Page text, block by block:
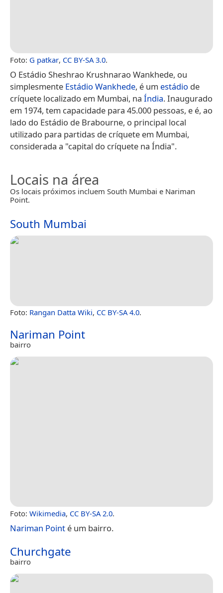
Foto: G patkar, CC BY-SA 3.0.
O Estádio Sheshrao Krushnarao Wankhede, ou
simplesmente Estádio Wankhede, é um estádio de
críquete localizado em Mumbai, na Índia. Inaugurado
em 1974, tem capacidade para 45.000 pessoas, e é, ao
lado do Estádio de Brabourne, o principal local
utilizado para partidas de críquete em Mumbai,
considerada a "capital do críquete na Índia".
Locais na área
Os locais próximos incluem South Mumbai e Nariman
Point.
South Mumbai
Foto: Rangan Datta Wiki, CC BY-SA 4.0.
Nariman Point
bairro
Foto: Wikimedia, CC BY-SA 2.0.
Nariman Point é um bairro.
Churchgate
bairro